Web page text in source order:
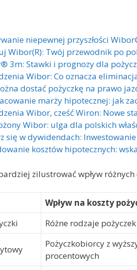
niepewnej przyszłości
Wibor(R): Twój przewodnik po
3m: Stawki i prognozy dla
Wibor: Co oznacza
dostać pożyczkę na prawo
marży hipotecznej: jak
Wibor, cześć Wiron: Nowe
Wibor: ulga dla polskich
się w dywidendach:
kosztów hipotecznych:
zilustrować wpływ
Wpływ na koszty
Różne rodzaje
Pożyczkobiorcy z
procentowych